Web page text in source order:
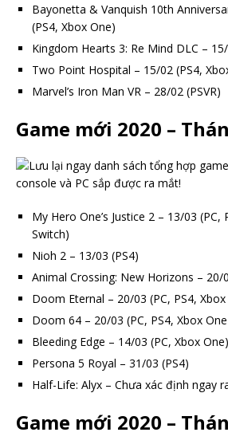
Bayonetta & Vanquish 10th
(PS4, Xbox One)
Kingdom Hearts 3: Re Mind DLC –
Two Point Hospital – 15/02 (PS4,
Marvel’s Iron Man VR – 28/02 (PSVR)
Game mới 2020 –
My Hero One’s Justice 2 – 13/03 (PC,
Switch)
Nioh 2 – 13/03 (PS4)
Animal Crossing: New Horizons – 20/
Doom Eternal – 20/03 (PC, PS4,
Doom 64 – 20/03 (PC, PS4, Xbox
Bleeding Edge – 14/03 (PC, Xbox One)
Persona 5 Royal – 31/03 (PS4)
Half-Life: Alyx – Chưa xác định ngay
Game mới 2020 –